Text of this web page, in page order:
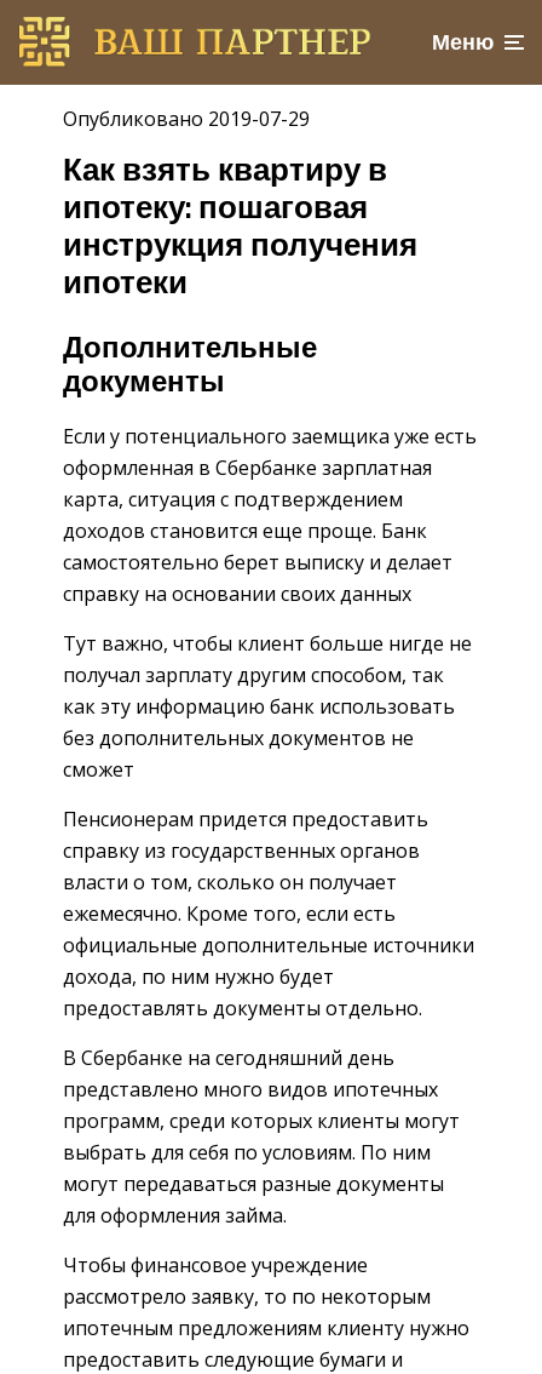
Меню
Опубликовано 2019-07-29
Как взять квартиру в
ипотеку: пошаговая
инструкция получения
ипотеки
Дополнительные
документы
Если у потенциального заемщика уже есть
оформленная в Сбербанке зарплатная
карта, ситуация с подтверждением
доходов становится еще проще. Банк
самостоятельно берет выписку и делает
справку на основании своих данных
Тут важно, чтобы клиент больше нигде не
получал зарплату другим способом, так
как эту информацию банк использовать
без дополнительных документов не
сможет
Пенсионерам придется предоставить
справку из государственных органов
власти о том, сколько он получает
ежемесячно. Кроме того, если есть
официальные дополнительные источники
дохода, по ним нужно будет
предоставлять документы отдельно.
В Сбербанке на сегодняшний день
представлено много видов ипотечных
программ, среди которых клиенты могут
выбрать для себя по условиям. По ним
могут передаваться разные документы
для оформления займа.
Чтобы финансовое учреждение
рассмотрело заявку, то по некоторым
ипотечным предложениям клиенту нужно
предоставить следующие бумаги и